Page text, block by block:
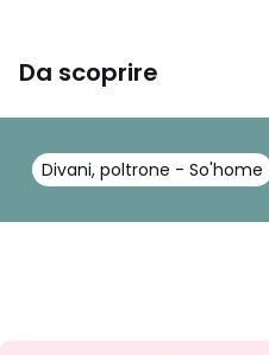
Da scoprire
Divani, poltrone - So'home